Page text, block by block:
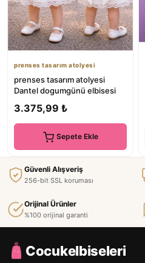
prenses tasarım atolyesi
prenses tasarım atolyesi
Dantel dogumgünü elbisesi
3.375,99 ₺
Sepete Ekle
Güvenli Alışveriş
256-bit SSL koruması
Orijinal Ürünler
%100 orijinal garanti
Cocukelbiseleri